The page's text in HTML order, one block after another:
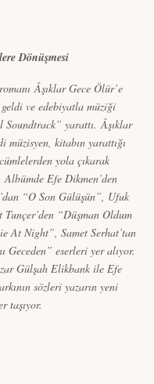
Dönüşmesi
Âşıklar Gece Ölür’e
ve edebiyatla müziği
Soundtrack” yarattı.Âşıklar
kitabın yarattığı
yola çıkarak
Efe Dikmen’den
“O Son Gülüşün”, Ufuk
Tunçer’den “Düşman Oldum
At Night”, Samet Serhat’tan
Geceden” eserleri yer alıyor.
Gülşah Elikbank ile Efe
sözleri yazarın yeni
taşıyor.